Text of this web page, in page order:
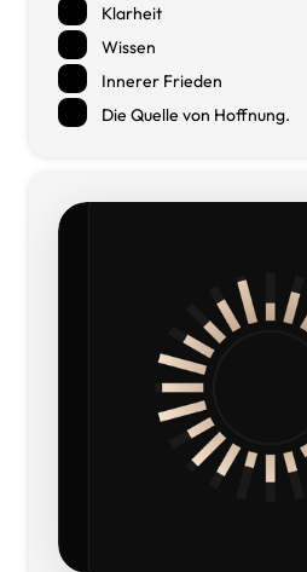
Klarheit
Wissen
Innerer Frieden
Die Quelle von Hoffnung.